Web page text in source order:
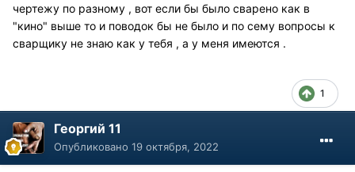
чертежу по разному , вот если бы было сварено как в
"кино" выше то и поводок бы не было и по сему вопросы к
сварщику не знаю как у тебя , а у меня имеются .
1
Георгий 11
Опубликовано 19 октября, 2022